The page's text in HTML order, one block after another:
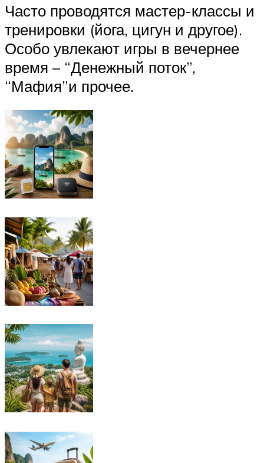
Часто проводятся мастер-классы и
тренировки (йога, цигун и другое).
Особо увлекают игры в вечернее
время – “Денежный поток”,
“Мафия”и прочее.